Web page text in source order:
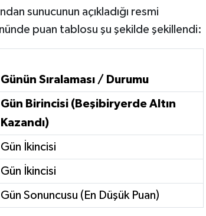
sunucunun açıkladığı resmi
puan tablosu şu şekilde şekillendi:
Günün Sıralaması / Durumu
Gün Birincisi (Beşibiryerde Altın
Kazandı)
Gün İkincisi
Gün İkincisi
Gün Sonuncusu (En Düşük Puan)